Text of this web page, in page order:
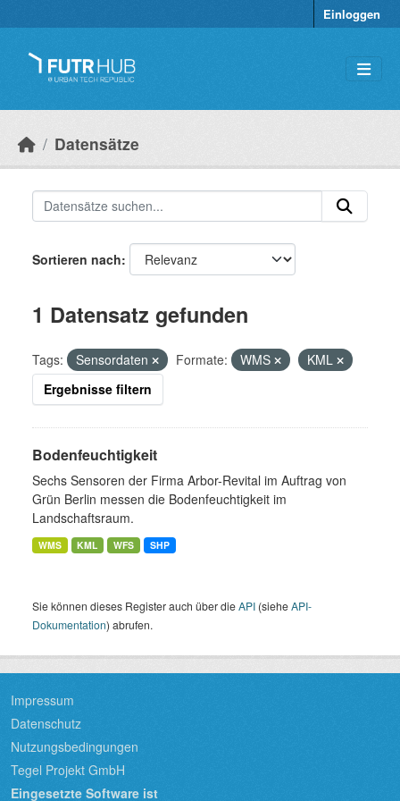
Einloggen
Datensätze
Sortieren nach
1 Datensatz gefunden
Tags: Sensordaten Formate: WMS
KML
Ergebnisse filtern
Bodenfeuchtigkeit
Sechs Sensoren der Firma Arbor-Revital im Auftrag von
Grün Berlin messen die Bodenfeuchtigkeit im
Landschaftsraum.
WMS KML WFS SHP
Sie können dieses Register auch über dieAPI (sieheAPI-
Dokumentation) abrufen.
Impressum
Datenschutz
Nutzungsbedingungen
Tegel Projekt GmbH
Eingesetzte Software ist